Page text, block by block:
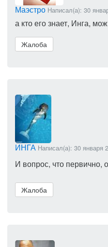
Маэстро Написал(а): 30
а кто его знает, Инга,
Жалоба
ИНГА Написал(а): 30 января
И вопрос, что первично,
Жалоба